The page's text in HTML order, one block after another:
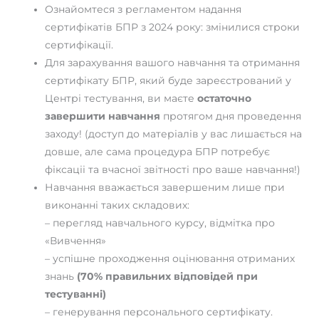
Ознайомтеся з регламентом надання
сертифікатів БПР з 2024 року: змінилися строки
сертифікації.
Для зарахування вашого навчання та отримання
сертифікату БПР, який буде зареєстрований у
Центрі тестування, ви маєтеостаточно
завершити навчання протягом дня проведення
заходу! (доступ до матеріалів у вас лишається на
довше, але сама процедура БПР потребує
фіксаціі та вчасної звітності про ваше навчання!)
Навчання вважається завершеним лише при
виконанні таких складових:
– перегляд навчального курсу, відмітка про
«Вивчення»
– успішне проходження оцінювання отриманих
знань (70% правильних відповідей при
тестуванні)
– генерування персонального сертифікату.